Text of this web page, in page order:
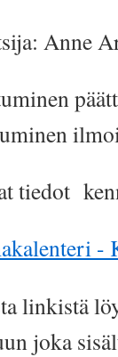
Anne
tiedot
-
linkistä
joka